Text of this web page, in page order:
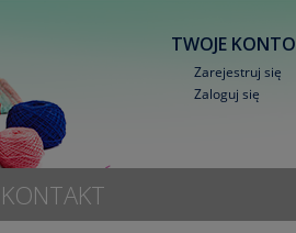
TWOJE KONTO
Zarejestruj się
Zaloguj się
KONTAKT